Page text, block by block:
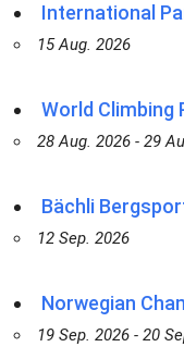
International
15 Aug. 2026
World Climbing
28 Aug. 2026 - 29
Bächli
12 Sep. 2026
Norwegian
19 Sep. 2026 - 20